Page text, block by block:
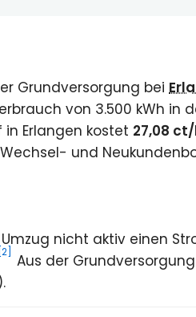
Grundversorgung bei
von 3.500 kWh in
Erlangen kostet 27,08
Wechsel- und
nicht aktiv einen
[2]
Aus der